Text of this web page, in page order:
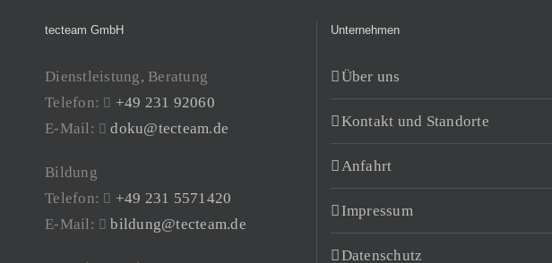
tecteam GmbH
Dienstleistung, Beratung
Telefon:
+49 231 92060
E-Mail:
doku@tecteam.de
Bildung
Telefon:
+49 231 5571420
E-Mail:
bildung@tecteam.de
Unternehmen
Über uns
Kontakt und Standorte
Anfahrt
Impressum
Datenschutz